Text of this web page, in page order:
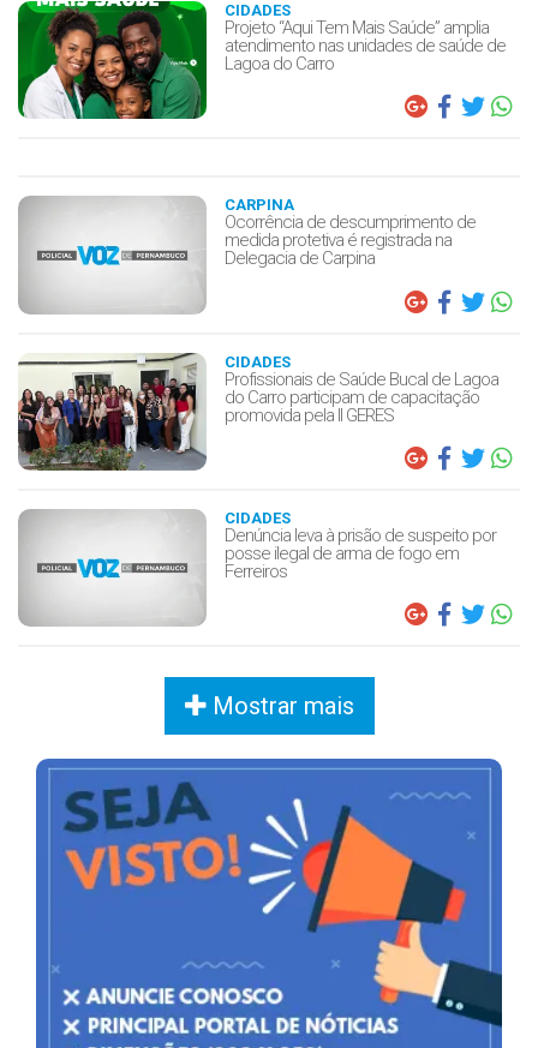
CIDADES
Projeto “Aqui Tem Mais Saúde” amplia
atendimento nas unidades de saúde de
Lagoa do Carro
CARPINA
Ocorrência de descumprimento de
medida protetiva é registrada na
Delegacia de Carpina
CIDADES
Profissionais de Saúde Bucal de Lagoa
do Carro participam de capacitação
promovida pela II GERES
CIDADES
Denúncia leva à prisão de suspeito por
posse ilegal de arma de fogo em
Ferreiros
Mostrar mais